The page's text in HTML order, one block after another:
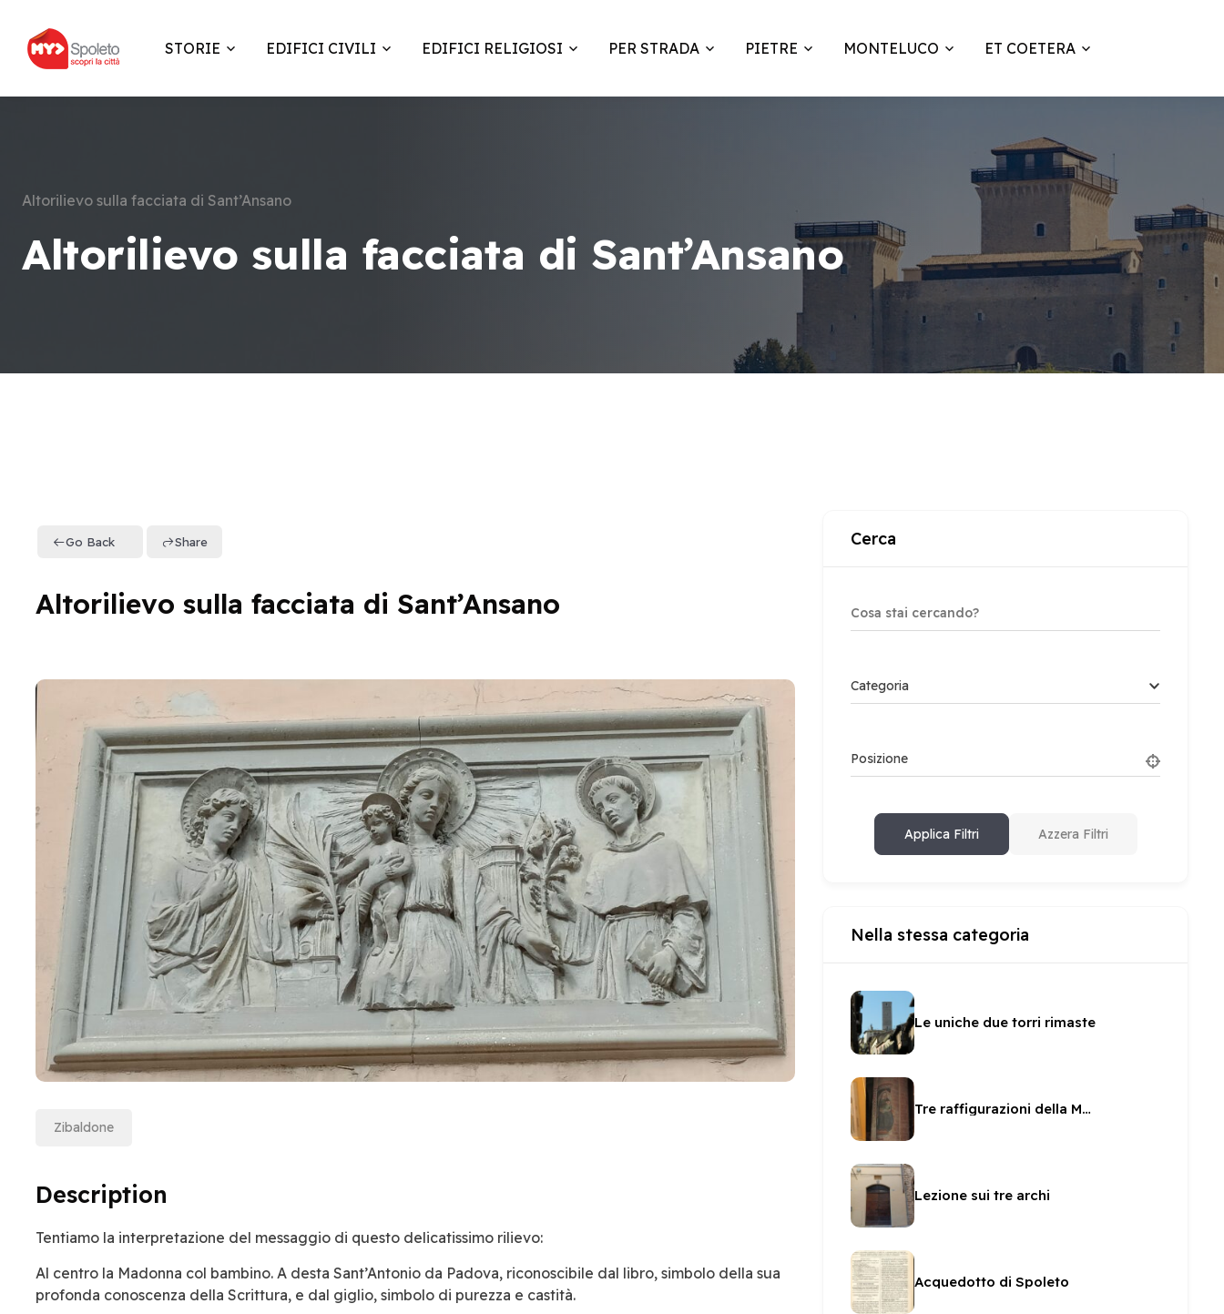
STORIE EDIFICI CIVILI EDIFICI RELIGIOSI PER STRADA PIETRE MONTELUCO ET COETERA
Altorilievo sulla facciata di Sant’Ansano
Altorilievo sulla facciata di Sant’Ansano
Go Back Share
Altorilievo sulla facciata di Sant’Ansano
Zibaldone
Description
Tentiamo la interpretazione del messaggio di questo delicatissimo rilievo:
Al centro la Madonna col bambino. A desta Sant’Antonio da Padova, riconoscibile dal libro, simbolo della sua
profonda conoscenza della Scrittura, e dal giglio, simbolo di purezza e castità.
Cerca
Categoria
Posizione
Applica Filtri Azzera Filtri
Nella stessa categoria
Le uniche due torri rimaste
Tre raffigurazioni della Madonna del latte in San Gregorio
Lezione sui tre archi
Acquedotto di Spoleto